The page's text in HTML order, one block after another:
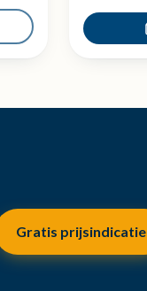
Gratis prijsindicatie